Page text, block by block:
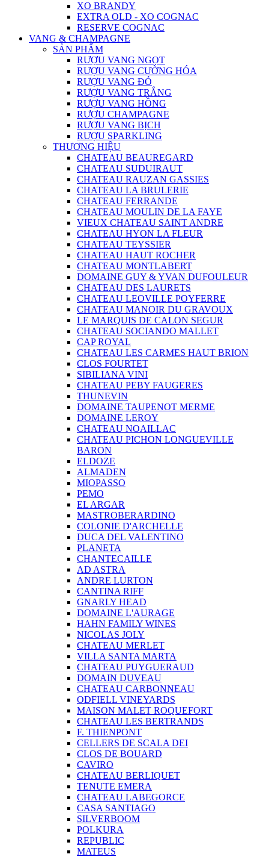
XO BRANDY
EXTRA OLD - XO COGNAC
RESERVE COGNAC
VANG & CHAMPAGNE
SẢN PHẨM
RƯỢU VANG NGỌT
RƯỢU VANG CƯỜNG HÓA
RƯỢU VANG ĐỎ
RƯỢU VANG TRẮNG
RƯỢU VANG HỒNG
RƯỢU CHAMPAGNE
RƯỢU VANG BỊCH
RƯỢU SPARKLING
THƯƠNG HIỆU
CHATEAU BEAUREGARD
CHATEAU SUDUIRAUT
CHATEAU RAUZAN GASSIES
CHATEAU LA BRULERIE
CHATEAU FERRANDE
CHATEAU MOULIN DE LA FAYE
VIEUX CHATEAU SAINT ANDRE
CHATEAU HYON LA FLEUR
CHATEAU TEYSSIER
CHATEAU HAUT ROCHER
CHATEAU MONTLABERT
DOMAINE GUY & YVAN DUFOULEUR
CHATEAU DES LAURETS
CHATEAU LEOVILLE POYFERRE
CHATEAU MANOIR DU GRAVOUX
LE MARQUIS DE CALON SEGUR
CHATEAU SOCIANDO MALLET
CAP ROYAL
CHATEAU LES CARMES HAUT BRION
CLOS FOURTET
SIBILIANA VINI
CHATEAU PEBY FAUGERES
THUNEVIN
DOMAINE TAUPENOT MERME
DOMAINE LEROY
CHATEAU NOAILLAC
CHATEAU PICHON LONGUEVILLE
BARON
ELDOZE
ALMADEN
MIOPASSO
PEMO
EL ARGAR
MASTROBERARDINO
COLONIE D'ARCHELLE
DUCA DEL VALENTINO
PLANETA
CHANTECAILLE
AD ASTRA
ANDRE LURTON
CANTINA RIFF
GNARLY HEAD
DOMAINE L'AURAGE
HAHN FAMILY WINES
NICOLAS JOLY
CHATEAU MERLET
VILLA SANTA MARTA
CHATEAU PUYGUERAUD
DOMAIN DUVEAU
CHATEAU CARBONNEAU
ODFIELL VINEYARDS
MAISON MALET ROQUEFORT
CHATEAU LES BERTRANDS
F. THIENPONT
CELLERS DE SCALA DEI
CLOS DE BOUARD
CAVIRO
CHATEAU BERLIQUET
TENUTE EMERA
CHATEAU LABEGORCE
CASA SANTIAGO
SILVERBOOM
POLKURA
REPUBLIC
MATEUS